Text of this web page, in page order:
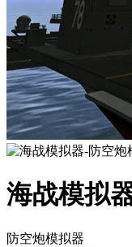
海战模拟
防空炮模拟器